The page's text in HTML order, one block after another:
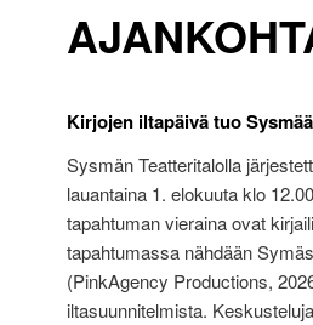
Kirjojen iltapäivä tuo
Sysmän Teatteritalolla
lauantaina 1. elokuuta klo
tapahtuman vieraina ovat
tapahtumassa nähdään
(PinkAgency Productions,
iltasuunnitelmista.